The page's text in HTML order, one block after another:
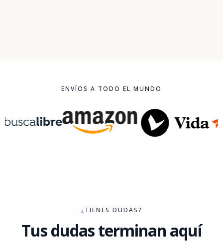
ENVÍOS A TODO EL MUNDO
¿TIENES DUDAS?
Tus dudas terminan aquí